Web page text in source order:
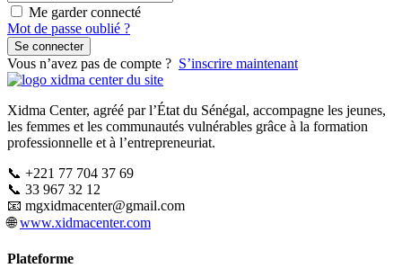
Me garder connecté
Mot de passe oublié ?
Se connecter
Vous n’avez pas de compte ? S’inscrire maintenant
Xidma Center, agréé par l’État du Sénégal, accompagne les jeunes,
les femmes et les communautés vulnérables grâce à la formation
professionnelle et à l’entrepreneuriat.
📞 +221 77 704 37 69
📞 33 967 32 12
📧 mgxidmacenter@gmail.com
🌐www.xidmacenter.com
Plateforme